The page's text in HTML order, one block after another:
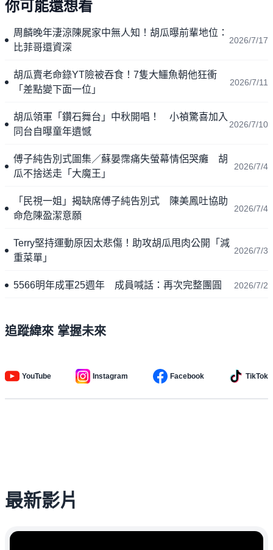
你可能還想看
周麟晚年淒涼陳屍家中無人知！胡瓜曝前輩地位：
比菲哥還資深
2026/7/17
胡瓜賣老命錄YT險被吞食！7隻大鱷魚朝他狂衝
「差點變下面一位」
2026/7/11
胡瓜領軍「鑽石舞台」中秋開唱！ 小禎驚喜加入
同台自曝童年遺憾
2026/7/10
傅子純告別式圖集／蘇晏霈痛失螢幕情侶哭癱 胡
瓜不捨送走「大魔王」
2026/7/4
「民視一姐」揭缺席傅子純告別式 陳美鳳吐協助
命危陳盈潔意願
2026/7/4
Terry堅持運動原因太悲傷！助攻胡瓜甩肉公開「減
重菜單」
2026/7/3
5566明年成軍25週年 成員喊話：再次完整團圓 2026/7/2
追蹤緯來 掌握未來
YouTube Instagram Facebook TikTok
最新影片